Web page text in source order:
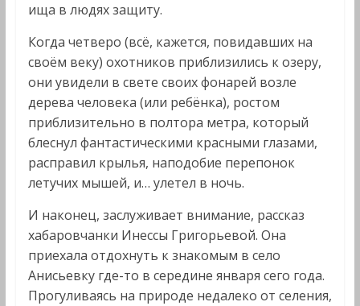
ища в людях защиту.
Когда четверо (всё, кажется, повидавших на
своём веку) охотников приблизились к озеру,
они увидели в свете своих фонарей возле
дерева человека (или ребёнка), ростом
приблизительно в полтора метра, который
блеснул фантастическими красными глазами,
расправил крылья, наподобие перепонок
летучих мышей, и… улетел в ночь.
И наконец, заслуживает внимание, рассказ
хабаровчанки Инессы Григорьевой. Она
приехала отдохнуть к знакомым в село
Анисьевку где-то в середине января сего года.
Прогуливаясь на природе недалеко от селения,